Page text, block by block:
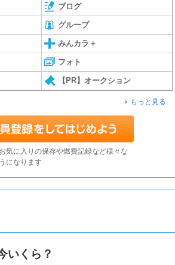
ブログ
グループ
みんカラ＋
フォト
【PR】オークション
もっと見る
気に入りの保存や燃費記録など様々な
になります
いくら？